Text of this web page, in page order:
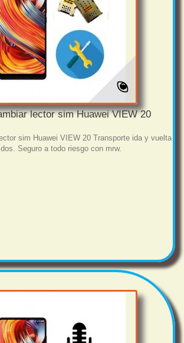
lector sim Huawei VIEW 20
sim Huawei VIEW 20 Transporte ida y vuelta
Seguro a todo riesgo con mrw.